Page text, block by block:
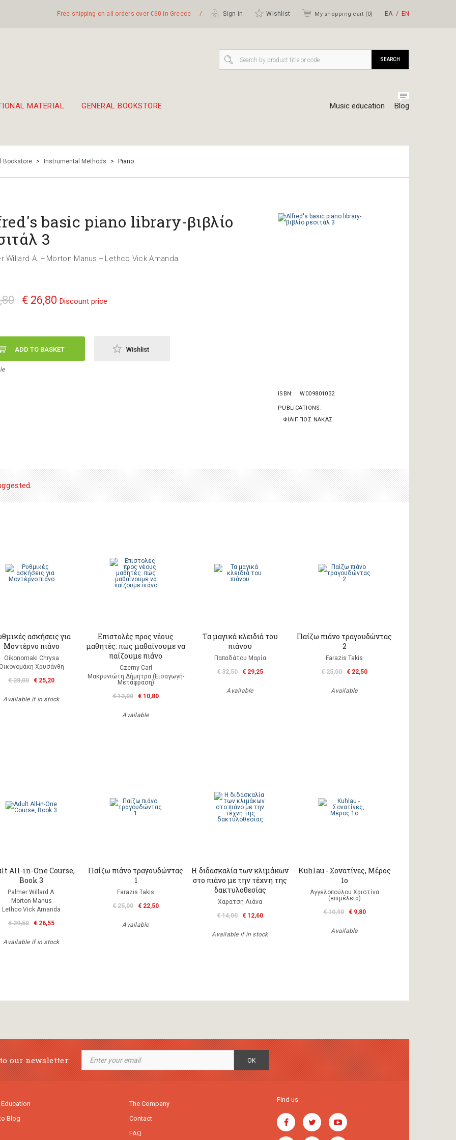
Free shipping on all orders over €60 in Greece / Sign in Wishlist My shopping cart (0) ΕΛ ΕΝ
MATERIAL GENERAL BOOKSTORE Music education Blog
SEARCH
Bookstore > Instrumental Methods > Piano
basic piano library-βιβλίο
3
Willard A. — Morton Manus — Lethco Vick Amanda
€ 26,80 Discount price
ADD TO BASKET Wishlist
ISBN W009801032
PUBLICATIONS
ΦΙΛΙΠΠΟΣ ΝΑΚΑΣ
ασκήσεις για
Mοντέρνο πιάνο
Oikonomaki Chrysa
Χρυσάνθη
€ 28,00
€ 25,20
Available if in stock
Επιστολές προς νέους
μαθητές: πώς μαθαίνουμε να
παίζουμε πιάνο
Czerny Carl
Μακρυνιώτη Δήμητρα (Εισαγωγή-
Μετάφραση)
€ 12,00
€ 10,80
Available
Τα μαγικά κλειδιά του
πιάνου
Παπαδάτου Μαρία
€ 32,50
€ 29,25
Available
Παίζω πιάνο τραγουδώντας
2
Farazis Takis
€ 25,00
€ 22,50
Available
All-in-One Course,
Book 3
Palmer Willard A.
Morton Manus
Lethco Vick Amanda
€ 29,50
€ 26,55
Available if in stock
Παίζω πιάνο τραγουδώντας
1
Farazis Takis
€ 25,00
€ 22,50
Available
Η διδασκαλία των κλιμάκων
στο πιάνο με την τέχνη της
δακτυλοθεσίας
Χαρατσή Λιάνα
€ 14,00
€ 12,60
Available if in stock
Kuhlau - Σονατίνες, Μέρος
1ο
Αγγελοπούλου Χριστίνα
(επιμέλεια)
€ 10,90
€ 9,80
Available
our newsletter: OK
Blog
The Company
Contact
FAQ
Find us